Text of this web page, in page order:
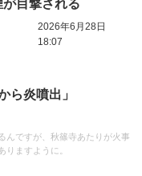
目撃される
2026年6月28日
18:07
ら炎噴出」
んですが、秋篠寺あたりが火事
りますように。